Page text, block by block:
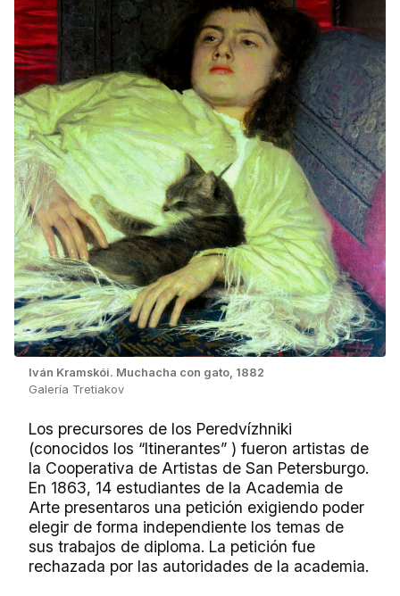
Iván Kramskói. Muchacha con gato, 1882
Galería Tretiakov
Los precursores de los Peredvízhniki
(conocidos los “Itinerantes” ) fueron artistas de
la Cooperativa de Artistas de San Petersburgo.
En 1863, 14 estudiantes de la Academia de
Arte presentaros una petición exigiendo poder
elegir de forma independiente los temas de
sus trabajos de diploma. La petición fue
rechazada por las autoridades de la academia.